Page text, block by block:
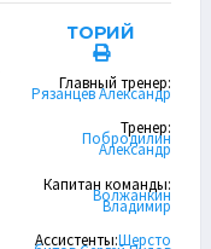
ТОРИЙ
Главный тренер:
Рязанцев Александр
Тренер:
Побродилин
Александр
Капитан команды:
Волжанкин
Владимир
Ассистенты:Шерсто